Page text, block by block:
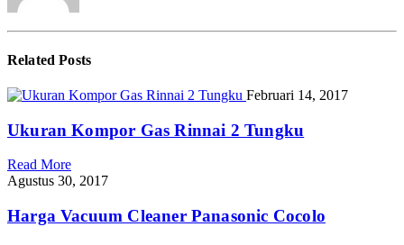
RelatedPosts
Februari 14, 2017
Ukuran Kompor Gas Rinnai 2 Tungku
Read More
Agustus 30, 2017
Harga Vacuum Cleaner Panasonic Cocolo